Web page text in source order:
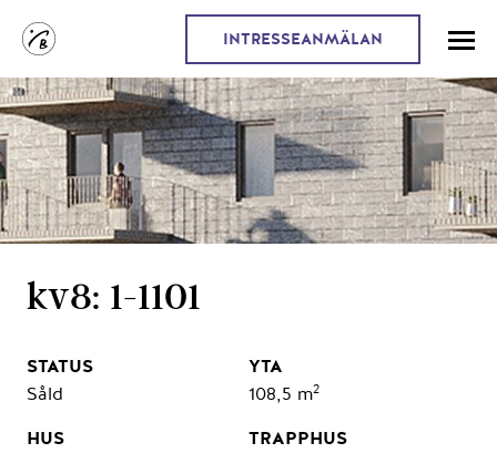
INTRESSEANMÄLAN
kv8: 1-1101
Såld 108,5 m2